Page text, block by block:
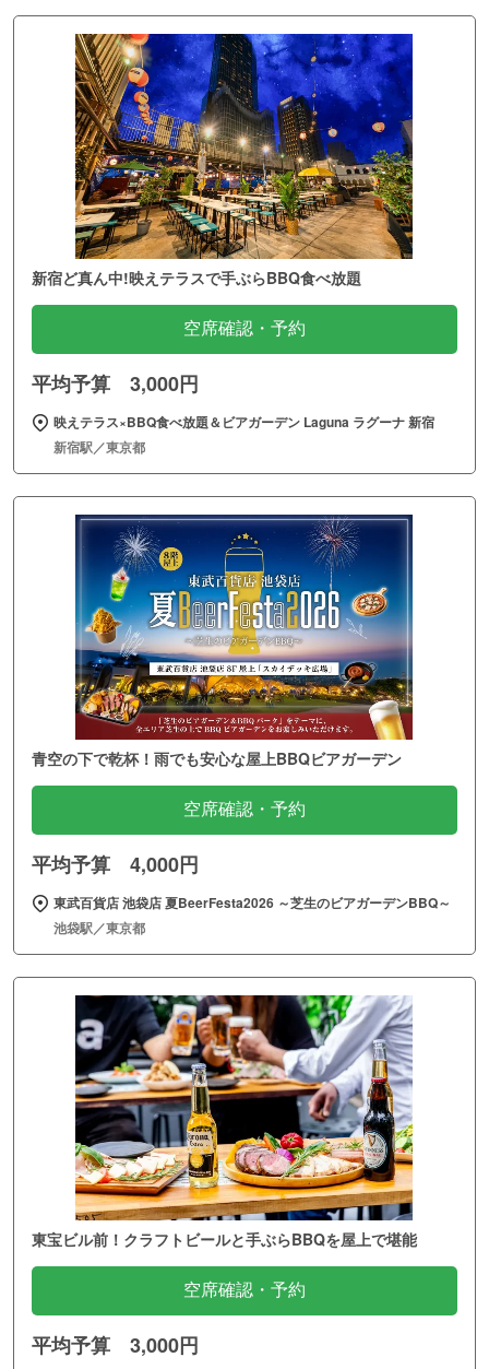
新宿ど真ん中!映えテラスで手ぶらBBQ食べ放題
空席確認・予約
平均予算 3,000円
映えテラス×BBQ食べ放題＆ビアガーデン Laguna ラグーナ 新宿
新宿駅／東京都
青空の下で乾杯！雨でも安心な屋上BBQビアガーデン
空席確認・予約
平均予算 4,000円
東武百貨店 池袋店 夏BeerFesta2026 ～芝生のビアガーデンBBQ～
池袋駅／東京都
東宝ビル前！クラフトビールと手ぶらBBQを屋上で堪能
空席確認・予約
平均予算 3,000円